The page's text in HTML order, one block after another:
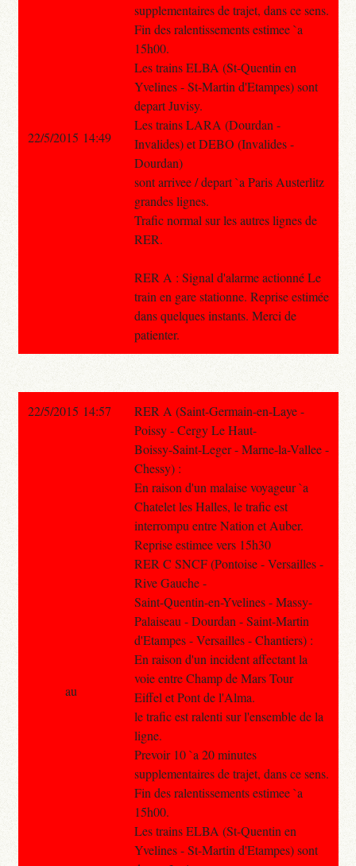
supplementaires de trajet, dans ce sens.
Fin des ralentissements estimee `a
15h00.
Les trains ELBA (St-Quentin en
Yvelines - St-Martin d'Etampes) sont
depart Juvisy.
Les trains LARA (Dourdan -
Invalides) et DEBO (Invalides -
Dourdan)
sont arrivee / depart `a Paris Austerlitz
grandes lignes.
Trafic normal sur les autres lignes de
RER.
RER A : Signal d'alarme actionné Le
train en gare stationne. Reprise estimée
dans quelques instants. Merci de
patienter.
22/5/2015 14:49
22/5/2015 14:57
RER A (Saint-Germain-en-Laye -
Poissy - Cergy Le Haut-
Boissy-Saint-Leger - Marne-la-Vallee -
Chessy) :
En raison d'un malaise voyageur `a
Chatelet les Halles, le trafic est
interrompu entre Nation et Auber.
Reprise estimee vers 15h30
RER C SNCF (Pontoise - Versailles -
Rive Gauche -
Saint-Quentin-en-Yvelines - Massy-
Palaiseau - Dourdan - Saint-Martin
d'Etampes - Versailles - Chantiers) :
En raison d'un incident affectant la
voie entre Champ de Mars Tour
Eiffel et Pont de l'Alma.
le trafic est ralenti sur l'ensemble de la
ligne.
Prevoir 10 `a 20 minutes
supplementaires de trajet, dans ce sens.
Fin des ralentissements estimee `a
15h00.
Les trains ELBA (St-Quentin en
Yvelines - St-Martin d'Etampes) sont
au